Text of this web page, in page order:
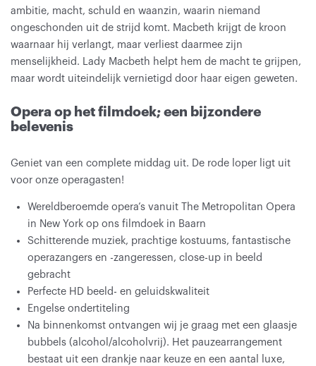
ambitie, macht, schuld en waanzin, waarin niemand
ongeschonden uit de strijd komt. Macbeth krijgt de kroon
waarnaar hij verlangt, maar verliest daarmee zijn
menselijkheid. Lady Macbeth helpt hem de macht te grijpen,
maar wordt uiteindelijk vernietigd door haar eigen geweten.
Opera op het filmdoek; een bijzondere
belevenis
Geniet van een complete middag uit. De rode loper ligt uit
voor onze operagasten!
Wereldberoemde opera’s vanuit The Metropolitan Opera
in New York op ons filmdoek in Baarn
Schitterende muziek, prachtige kostuums, fantastische
operazangers en -zangeressen, close-up in beeld
gebracht
Perfecte HD beeld- en geluidskwaliteit
Engelse ondertiteling
Na binnenkomst ontvangen wij je graag met een glaasje
bubbels (alcohol/alcoholvrij). Het pauzearrangement
bestaat uit een drankje naar keuze en een aantal luxe,
Inzoomen